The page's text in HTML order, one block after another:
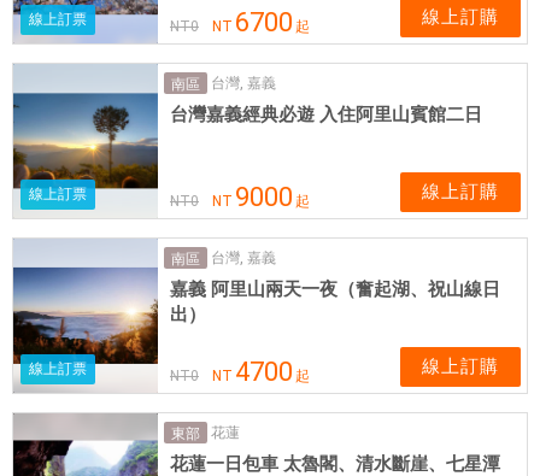
線上訂票 NT0 NT 6700 起 線上訂購
線上訂票
南區 台灣, 嘉義
台灣嘉義經典必遊 入住阿里山賓館二日
NT0 NT 9000 起 線上訂購
線上訂票
南區 台灣, 嘉義
嘉義 阿里山兩天一夜（奮起湖、祝山線日
出）
NT0 NT 4700 起 線上訂購
東部 花蓮
花蓮一日包車 太魯閣、清水斷崖、七星潭